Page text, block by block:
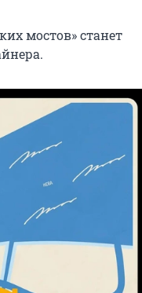
мостов» станет